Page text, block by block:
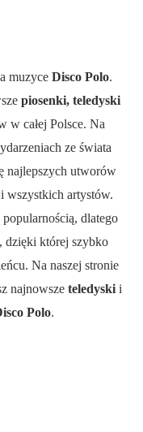
muzyce Disco Polo.
piosenki, teledyski
w całej Polsce. Na
ze świata
najlepszych utworów
wszystkich artystów.
dlatego
dzięki której szybko
Na naszej stronie
najnowsze teledyski i
Polo.